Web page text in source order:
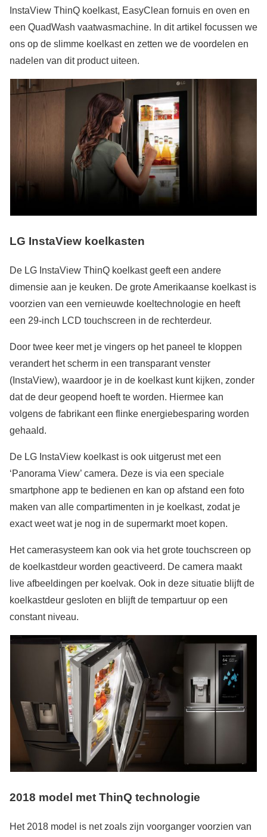
InstaView ThinQ koelkast, EasyClean fornuis en oven en
een QuadWash vaatwasmachine. In dit artikel focussen we
ons op de slimme koelkast en zetten we de voordelen en
nadelen van dit product uiteen.
LG InstaView koelkasten
De LG InstaView ThinQ koelkast geeft een andere
dimensie aan je keuken. De grote Amerikaanse koelkast is
voorzien van een vernieuwde koeltechnologie en heeft
een 29-inch LCD touchscreen in de rechterdeur.
Door twee keer met je vingers op het paneel te kloppen
verandert het scherm in een transparant venster
(InstaView), waardoor je in de koelkast kunt kijken, zonder
dat de deur geopend hoeft te worden. Hiermee kan
volgens de fabrikant een flinke energiebesparing worden
gehaald.
De LG InstaView koelkast is ook uitgerust met een
‘Panorama View’ camera. Deze is via een speciale
smartphone app te bedienen en kan op afstand een foto
maken van alle compartimenten in je koelkast, zodat je
exact weet wat je nog in de supermarkt moet kopen.
Het camerasysteem kan ook via het grote touchscreen op
de koelkastdeur worden geactiveerd. De camera maakt
live afbeeldingen per koelvak. Ook in deze situatie blijft de
koelkastdeur gesloten en blijft de tempartuur op een
constant niveau.
2018 model met ThinQ technologie
Het 2018 model is net zoals zijn voorganger voorzien van